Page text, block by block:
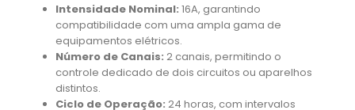
Intensidade Nominal: 16A, garantindo
compatibilidade com uma ampla gama de
equipamentos elétricos.
Número de Canais: 2 canais, permitindo o
controle dedicado de dois circuitos ou aparelhos
distintos.
Ciclo de Operação: 24 horas, com intervalos